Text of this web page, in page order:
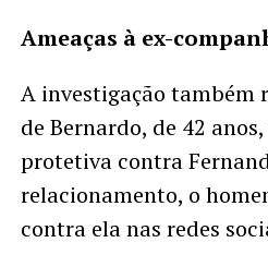
Ameaças à ex-
A investigação também
de Bernardo, de 42
protetiva contra
relacionamento, o
contra ela nas redes